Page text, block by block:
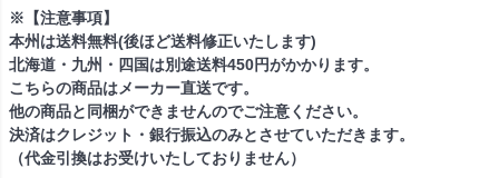
※【注意事項】
本州は送料無料(後ほど送料修正いたします)
北海道・九州・四国は別途送料450円がかかります。
こちらの商品はメーカー直送です。
他の商品と同梱ができませんのでご注意ください。
決済はクレジット・銀行振込のみとさせていただきます。
（代金引換はお受けいたしておりません）